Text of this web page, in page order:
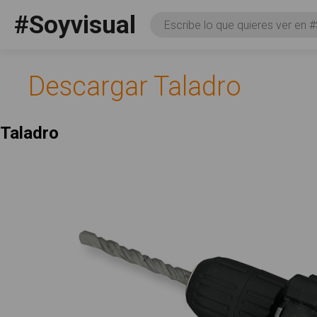
#Soyvisual Consulta
Descargar Taladro
Taladro
Social
FacebookYouTubeTwitter